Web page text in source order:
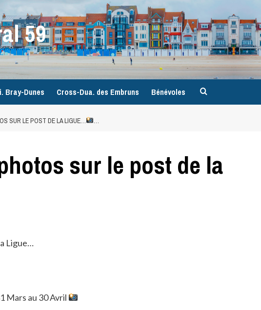
59
Bray-Dunes Cross-Dua. des Embruns Bénévoles
SUR LE POST DE LA LIGUE… …
sur le post de la
Ligue…
Mars au 30 Avril